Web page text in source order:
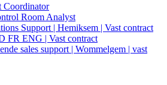
Coordinator
Room Analyst
Support | Hemiksem | Vast contract
FR ENG | Vast contract
sales support | Wommelgem | vast